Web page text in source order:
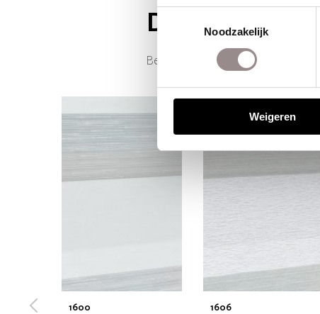
Toestemmingsselectie
Noodzakelijk
Weigeren
Duo
Bekijk hieronder een selectie van
1600 1606